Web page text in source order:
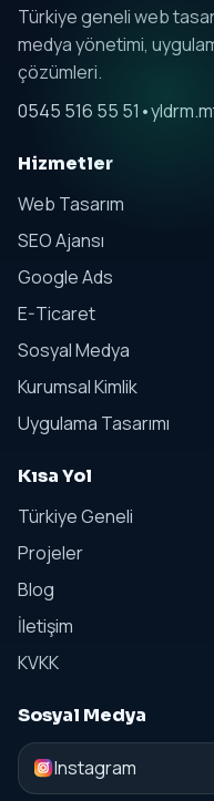
Türkiye geneli web
medya yönetimi,
çözümleri.
0545 516 55 51 •
Hizmetler
Web Tasarım
SEO Ajansı
Google Ads
E-Ticaret
Sosyal Medya
Kurumsal Kimlik
Uygulama Tasarımı
Kısa Yol
Türkiye Geneli
Projeler
Blog
İletişim
KVKK
Sosyal Medya
Instagram